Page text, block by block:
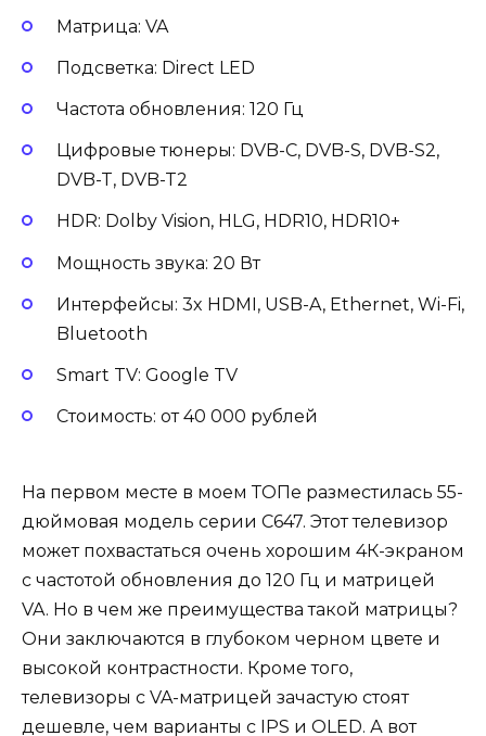
Матрица: VA
Подсветка: Direct LED
Частота обновления: 120 Гц
Цифровые тюнеры: DVB-C, DVB-S, DVB-S2,
DVB-T, DVB-T2
HDR: Dolby Vision, HLG, HDR10, HDR10+
Мощность звука: 20 Вт
Интерфейсы: 3x HDMI, USB-A, Ethernet, Wi-Fi,
Bluetooth
Smart TV: Google TV
Стоимость: от 40 000 рублей
На первом месте в моем ТОПе разместилась 55-
дюймовая модель серии C647. Этот телевизор
может похвастаться очень хорошим 4К-экраном
с частотой обновления до 120 Гц и матрицей
VA. Но в чем же преимущества такой матрицы?
Они заключаются в глубоком черном цвете и
высокой контрастности. Кроме того,
телевизоры с VA-матрицей зачастую стоят
дешевле, чем варианты с IPS и OLED. А вот